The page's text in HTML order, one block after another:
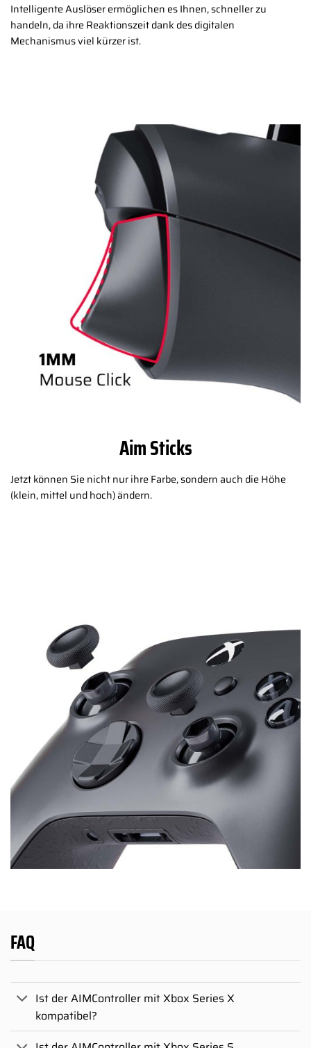
Intelligente Auslöser ermöglichen es Ihnen, schneller zu
handeln, da ihre Reaktionszeit dank des digitalen
Mechanismus viel kürzer ist.
Aim Sticks
Jetzt können Sie nicht nur ihre Farbe, sondern auch die Höhe
(klein, mittel und hoch) ändern.
FAQ
Ist der AIMController mit Xbox Series X
kompatibel?